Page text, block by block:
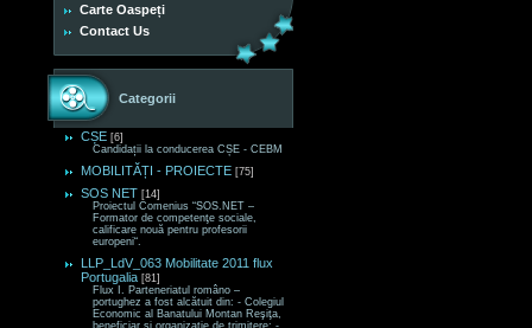
Carte Oaspeți
Contact Us
Categorii
CȘE [6]
Candidații la conducerea CȘE - CEBM
MOBILITĂȚI - PROIECTE [75]
SOS NET [14]
Proiectul Comenius “SOS.NET –
Formator de competenţe sociale,
calificare nouă pentru profesorii
europeni“.
LLP_LdV_063 Mobilitate 2011 flux
Portugalia [81]
Flux I. Parteneriatul româno –
portughez a fost alcătuit din: - Colegiul
Economic al Banatului Montan Reşiţa,
beneficiar şi organizatie de trimitere; -